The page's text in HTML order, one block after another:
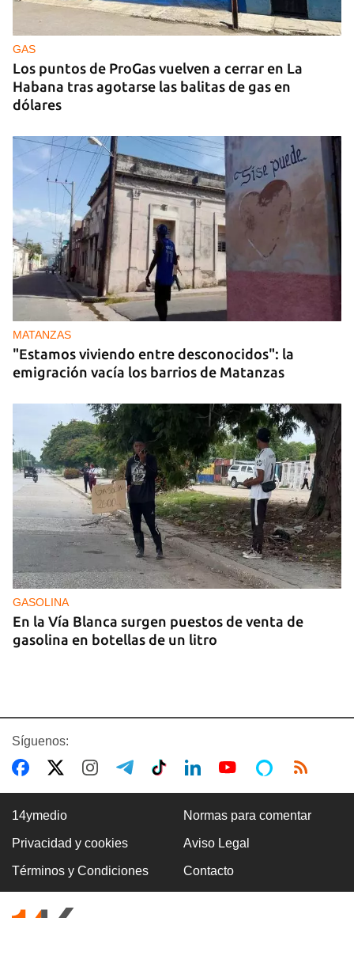
Ucrania ataca otro centro logístico del Amazon
ruso, esta vez en los Urales
GAS
Los puntos de ProGas vuelven a cerrar en La
Habana tras agotarse las balitas de gas en
dólares
MATANZAS
"Estamos viviendo entre desconocidos": la
emigración vacía los barrios de Matanzas
GASOLINA
En la Vía Blanca surgen puestos de venta de
gasolina en botellas de un litro
Premio Literario Lourdes Gil 2026 en Poesía
Síguenos:
14ymedio Normas para comentar
Privacidad y cookies Aviso Legal
Términos y Condiciones Contacto